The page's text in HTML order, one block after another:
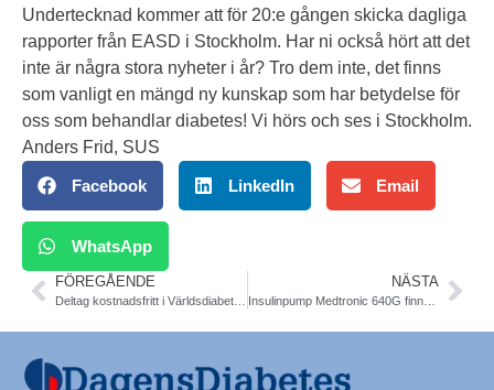
Undertecknad kommer att för 20:e gången skicka dagliga
rapporter från EASD i Stockholm. Har ni också hört att det
inte är några stora nyheter i år? Tro dem inte, det finns
som vanligt en mängd ny kunskap som har betydelse för
oss som behandlar diabetes! Vi hörs och ses i Stockholm.
Anders Frid, SUS
Facebook LinkedIn Email
WhatsApp
FÖREGÅENDE NÄSTA
Insulinpump Medtronic 640G finns nu – åter